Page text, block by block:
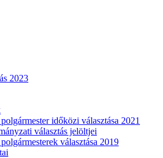
2023
időközi választása 2021
választás jelöltjei
választása 2019